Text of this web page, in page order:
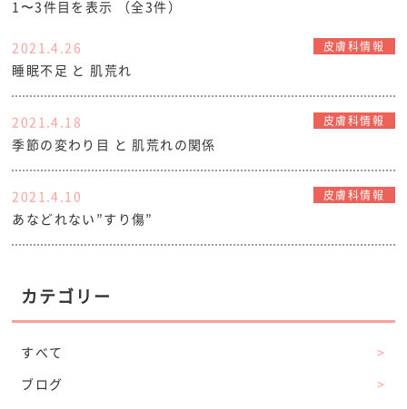
1〜3件目を表示 （全3件）
2021.4.26 皮膚科情報
睡眠不足 と 肌荒れ
2021.4.18 皮膚科情報
季節の変わり目 と 肌荒れの関係
2021.4.10 皮膚科情報
あなどれない”すり傷”
カテゴリー
すべて
>
ブログ
>